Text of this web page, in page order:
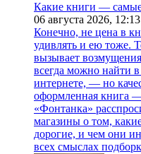
Какие книги — самые
06 августа 2026, 12:13
Конечно, не цена в
удивлять и ею тоже.
вызывает
всегда можно найти
интернете, — но
оформленная книга —
«Фонтанка»
магазины о том,
дорогие, и чем они
всех смыслах